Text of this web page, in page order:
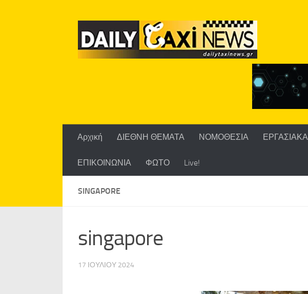
Αρχική ΔΙΕΘΝΗ ΘΕΜΑΤΑ ΝΟΜΟΘΕΣΙΑ ΕΡΓΑΣΙΑΚΑ
ΕΠΙΚΟΙΝΩΝΙΑ ΦΩΤΟ Live!
SINGAPORE
singapore
17 ΙΟΥΛΊΟΥ 2024